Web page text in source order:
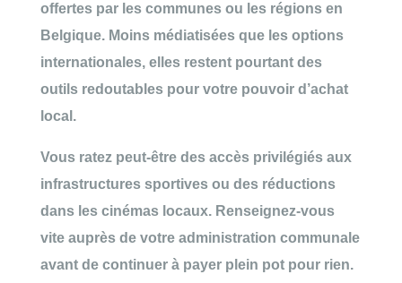
offertes par les communes ou les régions en
Belgique. Moins médiatisées que les options
internationales, elles restent pourtant des
outils redoutables pour votre pouvoir d’achat
local .
Vous ratez peut-être des accès privilégiés aux
infrastructures sportives ou des réductions
dans les cinémas locaux. Renseignez-vous
vite auprès de votre administration communale
avant de continuer à payer plein pot pour rien.